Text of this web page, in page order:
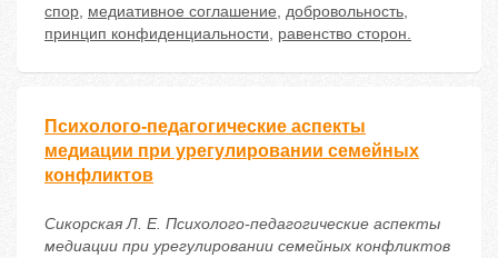
спор, медиативное соглашение, добровольность,
принцип конфиденциальности, равенство сторон.
Психолого-педагогические аспекты
медиации при урегулировании семейных
конфликтов
Сикорская Л. Е. Психолого-педагогические аспекты
медиации при урегулировании семейных конфликтов